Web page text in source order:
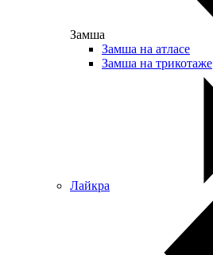
Замша
Замша на атласе
Замша на трикотаже
Лайкра